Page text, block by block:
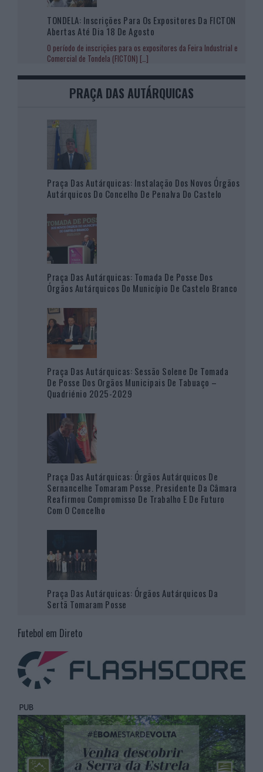
TONDELA: Inscrições Para Os Expositores Da FICTON
Abertas Até Dia 18 De Agosto
O período de inscrições para os expositores da Feira Industrial e
Comercial de Tondela (FICTON) […]
PRAÇA DAS AUTÁRQUICAS
Praça Das Autárquicas: Instalação Dos Novos Órgãos
Autárquicos Do Concelho De Penalva Do Castelo
Praça Das Autárquicas: Tomada De Posse Dos
Órgãos Autárquicos Do Município De Castelo Branco
Praça Das Autárquicas: Sessão Solene De Tomada
De Posse Dos Orgãos Municipais De Tabuaço –
Quadriénio 2025-2029
Praça Das Autárquicas: Órgãos Autárquicos De
Sernancelhe Tomaram Posse. Presidente Da Câmara
Reafirmou Compromisso De Trabalho E De Futuro
Com O Concelho
Praça Das Autárquicas: Órgãos Autárquicos Da
Sertã Tomaram Posse
Futebol em Direto